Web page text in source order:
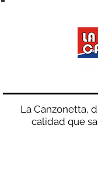
La Canzonetta,
calidad que